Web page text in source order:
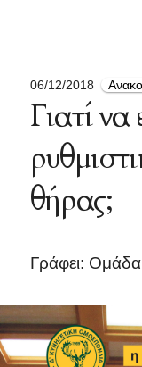
06/12/2018
Γιατί να
θήρας;
Γράφει: